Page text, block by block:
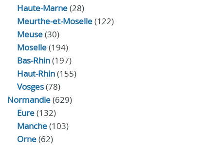
Haute-Marne(28)
Meurthe-et-Moselle(122)
Meuse(30)
Moselle(194)
Bas-Rhin(197)
Haut-Rhin(155)
Vosges(78)
Normandie(629)
Eure(132)
Manche(103)
Orne(62)